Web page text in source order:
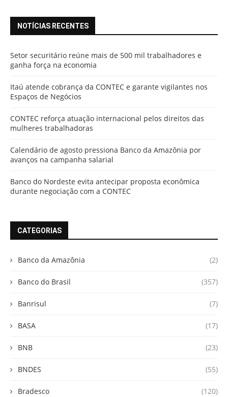
NOTÍCIAS RECENTES
Setor securitário reúne mais de 500 mil trabalhadores e
ganha força na economia
Itaú atende cobrança da CONTEC e garante vigilantes nos
Espaços de Negócios
CONTEC reforça atuação internacional pelos direitos das
mulheres trabalhadoras
Calendário de agosto pressiona Banco da Amazônia por
avanços na campanha salarial
Banco do Nordeste evita antecipar proposta econômica
durante negociação com a CONTEC
CATEGORIAS
Banco da Amazônia (2)
Banco do Brasil (357)
Banrisul (7)
BASA (17)
BNB (23)
BNDES (55)
Bradesco (120)